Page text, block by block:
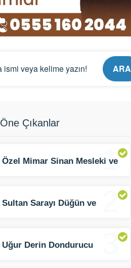
ARA
Öne Çıkanlar
1
Özel Mimar Sinan Mesleki ve
2
Sultan Sarayı Düğün ve
3
Uğur Derin Dondurucu